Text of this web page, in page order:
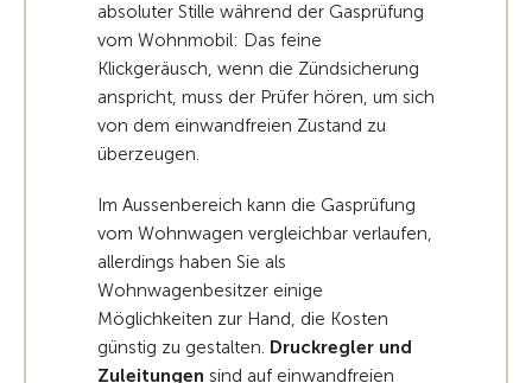
absoluter Stille während der Gasprüfung
vom Wohnmobil: Das feine
Klickgeräusch, wenn die Zündsicherung
anspricht, muss der Prüfer hören, um sich
von dem einwandfreien Zustand zu
überzeugen.
Im Aussenbereich kann die Gasprüfung
vom Wohnwagen vergleichbar verlaufen,
allerdings haben Sie als
Wohnwagenbesitzer einige
Möglichkeiten zur Hand, die Kosten
günstig zu gestalten. Druckregler und
Zuleitungen sind auf einwandfreien